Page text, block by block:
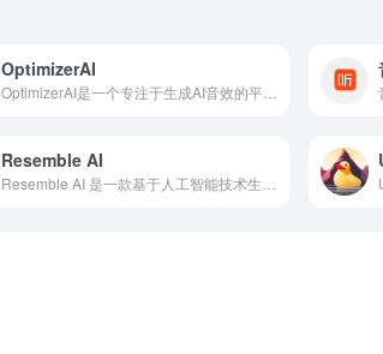
OptimizerAI
OptimizerAI是一个专注于生成AI音效的平台，OptimizerAI的核心功能是AI音效生成。用户只需输入描述音效的关键词或短语，如“未来主义加农炮射击”、“男人喊叫”、“机器人打招呼”等，系统便能自动生成相应的音效。
Resemble AI
Resemble AI 是一款基于人工智能技术生成逼真和个性化语音的平台。 Resemble AI 能够克隆任何声音，并创建动态、可迭代和独特的语音内容。